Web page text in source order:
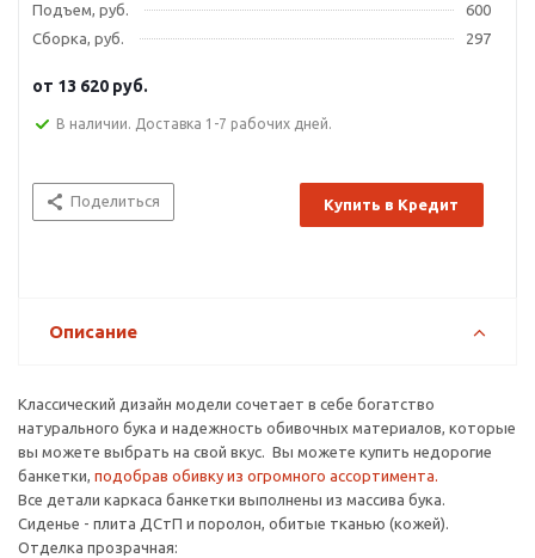
Подъем, руб.
600
Сборка, руб.
297
от 13 620 руб.
В наличии. Доставка 1-7 рабочих дней.
Поделиться Купить в Кредит
Описание
Классический дизайн модели сочетает в себе богатство
натурального бука и надежность обивочных материалов, которые
вы можете выбрать на свой вкус. Вы можете купить недорогие
банкетки, подобрав обивку из огромного ассортимента.
Все детали каркаса банкетки выполнены из массива бука.
Сиденье - плита ДСтП и поролон, обитые тканью (кожей).
Отделка прозрачная: